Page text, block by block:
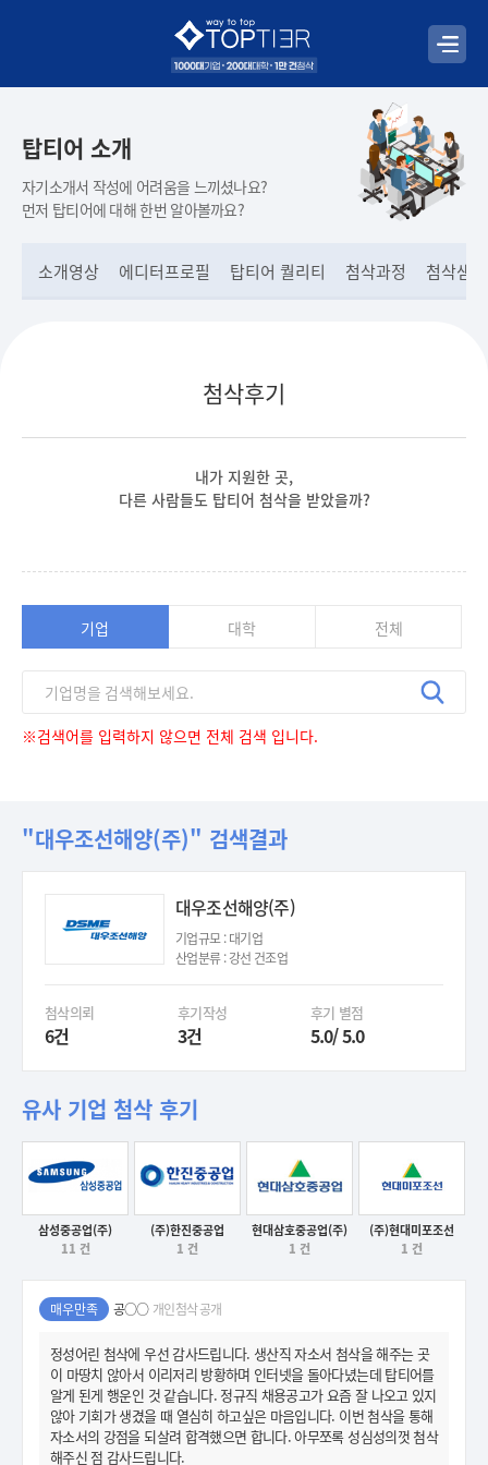
탑티어 소개
자기소개서 작성에 어려움을 느끼셨나요?
먼저 탑티어에 대해 한번 알아볼까요?
소개영상 에디터프로필 탑티어 퀄리티 첨삭과정 첨삭샘플
첨삭후기
내가 지원한 곳,
다른 사람들도 탑티어 첨삭을 받았을까?
기업 대학 전체
※검색어를 입력하지 않으면 전체 검색 입니다.
"대우조선해양(주)" 검색결과
대우조선해양(주)
기업규모 : 대기업
산업분류 : 강선 건조업
첨삭의뢰
6건
후기작성
3건
후기 별점
5.0/ 5.0
유사 기업 첨삭 후기
후기보기
삼성중공업(주)
11 건
후기보기
(주)한진중공업
1 건
후기보기
현대삼호중공업(주)
1 건
후기보기
(주)현대미포조선
1 건
매우만족 공○○ 개인첨삭 공개
정성어린 첨삭에 우선 감사드립니다. 생산직 자소서 첨삭을 해주는 곳
이 마땅치 않아서 이리저리 방황하며 인터넷을 돌아다녔는데 탑티어를
알게 된게 행운인 것 같습니다. 정규직 채용공고가 요즘 잘 나오고 있지
않아 기회가 생겼을 때 열심히 하고싶은 마음입니다. 이번 첨삭을 통해
자소서의 강점을 되살려 합격했으면 합니다. 아무쪼록 성심성의껏 첨삭
해주신 점 감사드립니다.